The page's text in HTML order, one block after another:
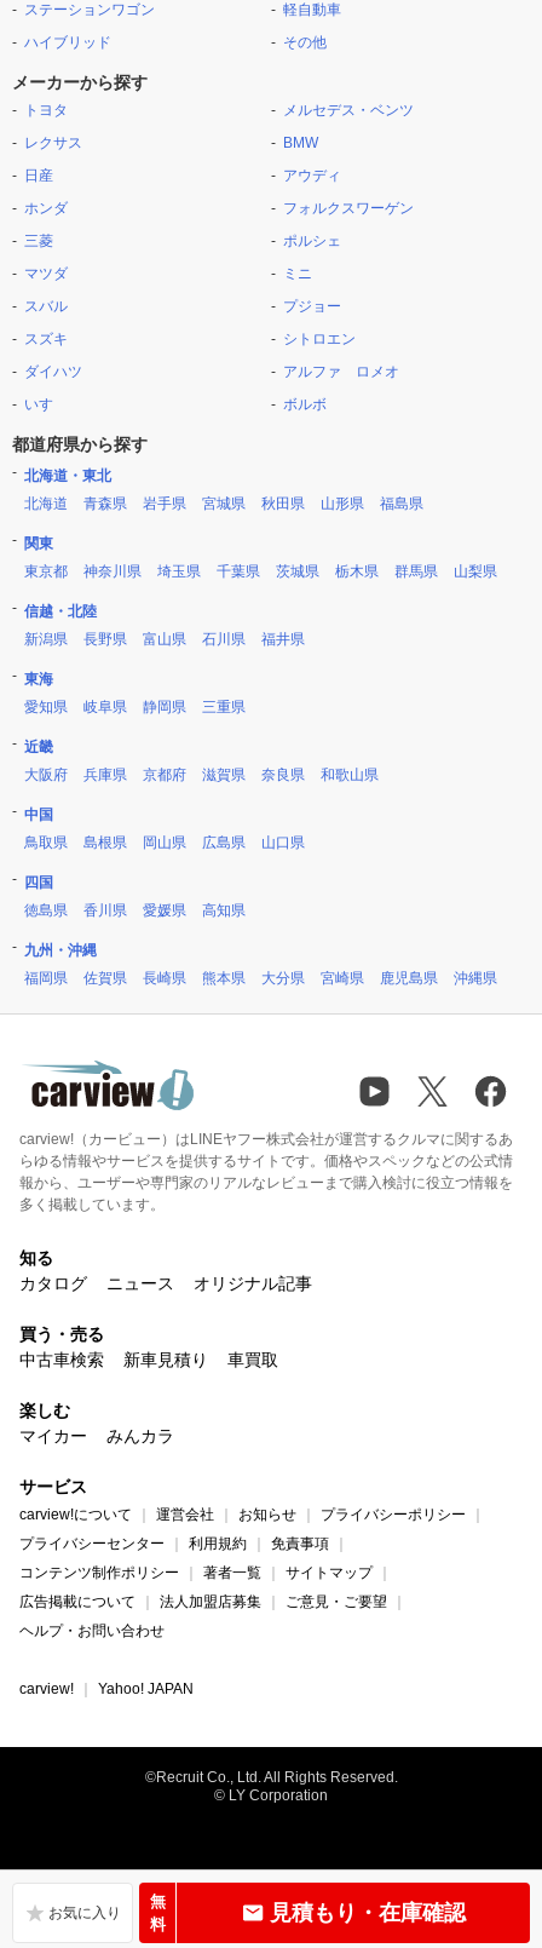
無
料
見積もり・在庫確認
ステーションワゴン
ハイブリッド
軽自動車
その他
メーカーから探す
トヨタ
レクサス
日産
ホンダ
三菱
マツダ
スバル
スズキ
ダイハツ
いすゞ
メルセデス・ベンツ
BMW
アウディ
フォルクスワーゲン
ポルシェ
ミニ
プジョー
シトロエン
アルファ ロメオ
ボルボ
都道府県から探す
北海道・東北
北海道
青森県 岩手県 宮城県 秋田県 山形県 福島県
関東
東京都
神奈川県 埼玉県 千葉県 茨城県 栃木県 群馬県 山梨県
信越・北陸
新潟県
長野県 富山県 石川県 福井県
東海
愛知県
岐阜県 静岡県 三重県
近畿
大阪府
兵庫県 京都府 滋賀県 奈良県 和歌山県
中国
鳥取県
島根県 岡山県 広島県 山口県
四国
徳島県
香川県 愛媛県 高知県
九州・沖縄
福岡県
佐賀県 長崎県 熊本県 大分県 宮崎県 鹿児島県 沖縄県
carview!（カービュー）はLINEヤフー株式会社が運営するクルマに関するあ
らゆる情報やサービスを提供するサイトです。価格やスペックなどの公式情
報から、ユーザーや専門家のリアルなレビューまで購入検討に役立つ情報を
多く掲載しています。
知る
カタログ
ニュース オリジナル記事
買う・売る
中古車検索
新車見積り 車買取
楽しむ
マイカー
みんカラ
サービス
carview!について 運営会社 お知らせ
プライバシーポリシー
プライバシーセンター
利用規約
免責事項
コンテンツ制作ポリシー
著者一覧
サイトマップ
広告掲載について
法人加盟店募集
ご意見・ご要望
ヘルプ・お問い合わせ
carview! Yahoo! JAPAN
©Recruit Co., Ltd. All Rights Reserved.
© LY Corporation